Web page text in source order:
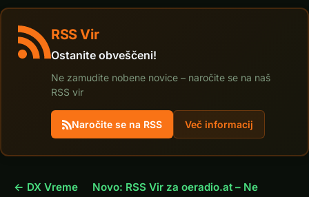
RSS Vir
Ostanite obveščeni!
Ne zamudite nobene novice – naročite se na naš
RSS vir
Naročite se na RSS Več informacij
← DX Vreme
Novo: RSS Vir za oeradio.at – Ne